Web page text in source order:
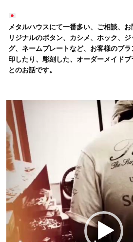
メタルハウスにて一番多い、ご相談、
リジナルのボタン、カシメ、ホック、
グ、ネームプレートなど、お客様のブ
印したり、彫刻した、オーダーメイド
とのお話です。
動
画
プ
レ
ー
ヤ
ー